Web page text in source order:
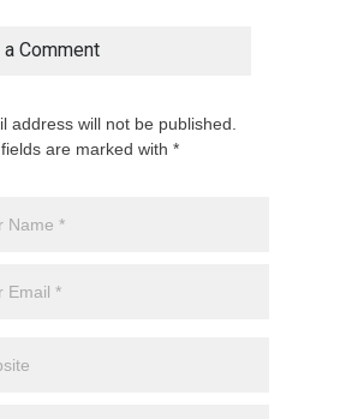
Comment
address will not be published.
are marked with *